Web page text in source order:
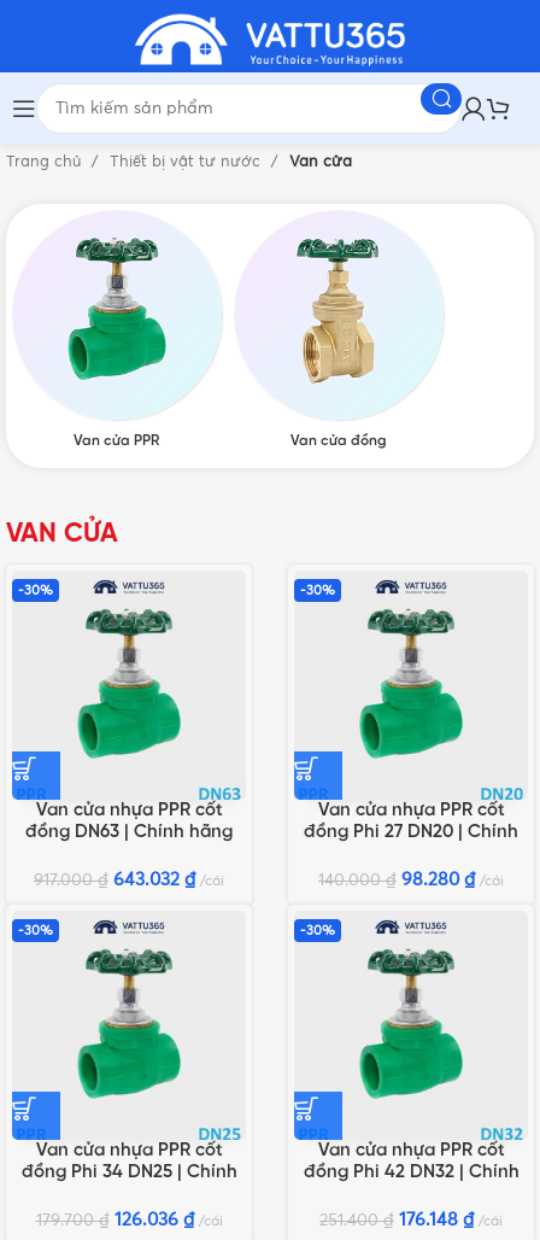
Trang chủ Thiết bị vật tư nước Van cửa
Van cửa PPR Van cửa đồng
VAN CỬA
-30%
Van cửa nhựa PPR cốt
đồng DN63 | Chính hãng
917.000₫ 643.032 ₫ cái
-30%
Van cửa nhựa PPR cốt
đồng Phi 27 DN20 | Chính
140.000₫ 98.280 ₫ cái
-30%
Van cửa nhựa PPR cốt
đồng Phi 34 DN25 | Chính
179.700₫ 126.036 ₫ cái
-30%
Van cửa nhựa PPR cốt
đồng Phi 42 DN32 | Chính
251.400₫ 176.148 ₫ cái